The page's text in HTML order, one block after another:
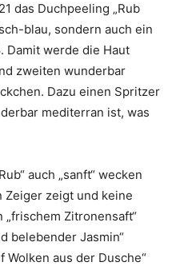
das Duchpeeling „Rub
blau, sondern auch ein
Damit werde die Haut
zweiten wunderbar
Dazu einen Spritzer
mediterran ist, was
auch „sanft“ wecken
Zeiger zeigt und keine
Zitronensaft“
belebender Jasmin“
Wolken aus der Dusche“